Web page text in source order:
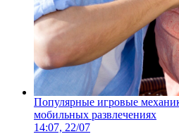
Популярные игровые
мобильных развлечениях
14:07, 22/07